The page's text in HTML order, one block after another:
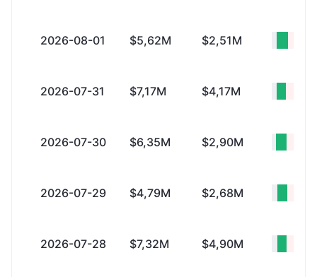
2026-08-01 $5,62M $2,51M
2026-07-31 $7,17M $4,17M
2026-07-30 $6,35M $2,90M
2026-07-29 $4,79M $2,68M
2026-07-28 $7,32M $4,90M